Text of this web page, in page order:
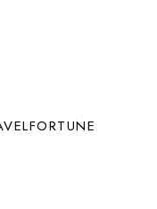
FORTUNE